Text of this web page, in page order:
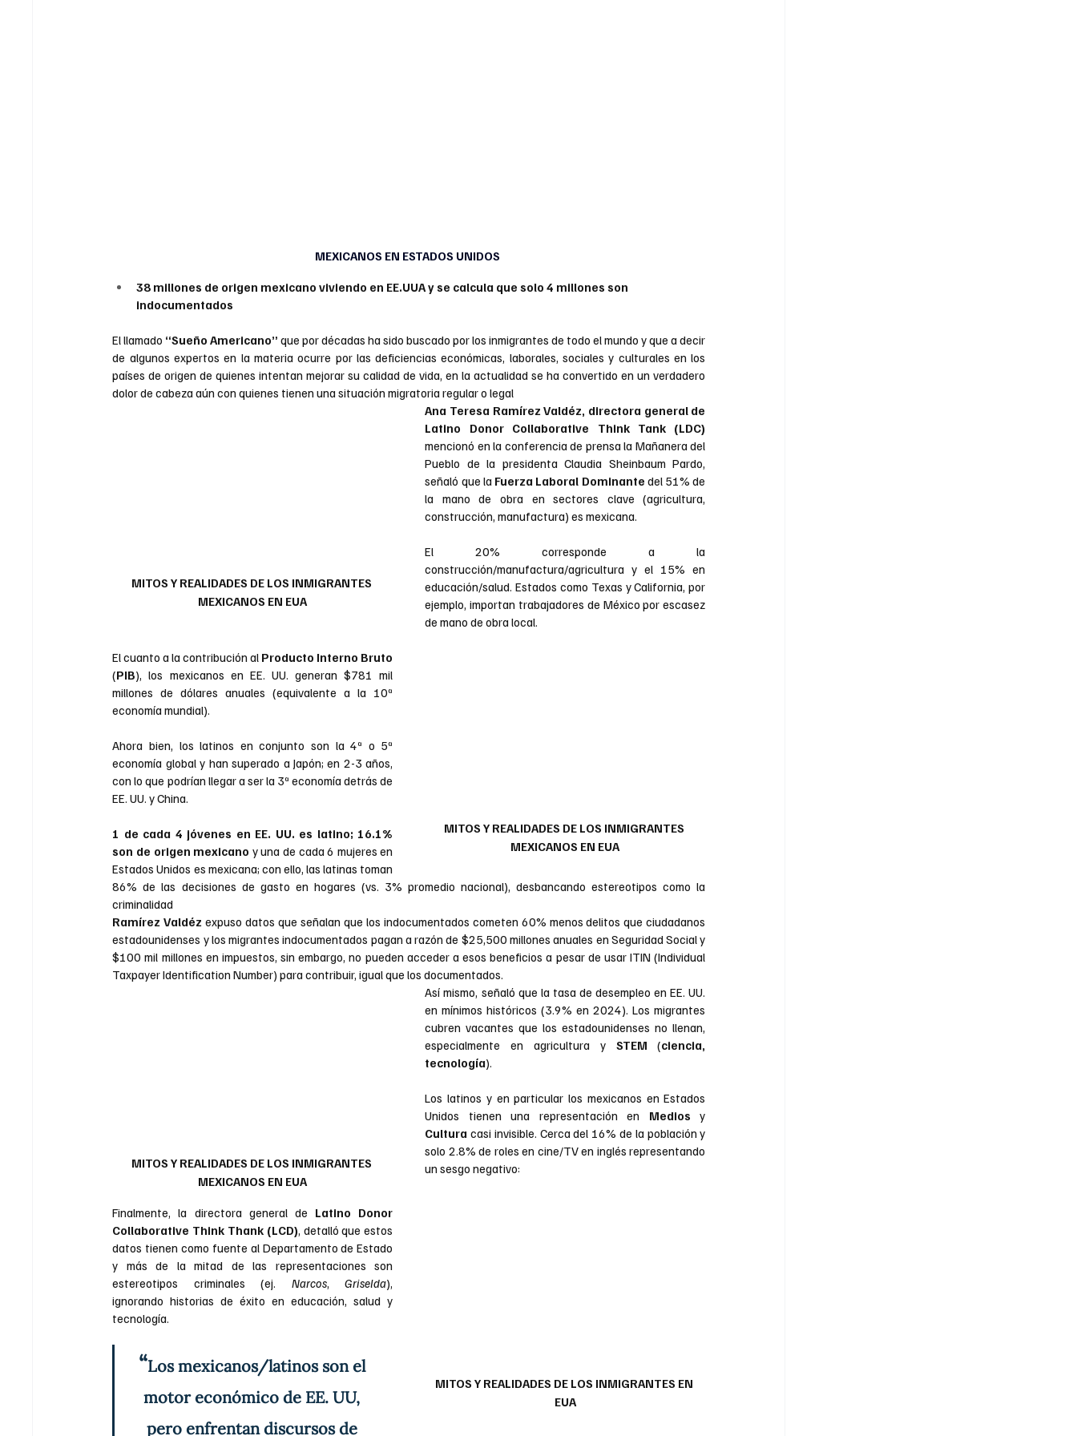
MEXICANOS EN ESTADOS UNIDOS
38 millones de origen mexicano viviendo en EE.UUA y se calcula que solo 4 millones son
indocumentados
El llamado “Sueño Americano” que por décadas ha sido buscado por los inmigrantes de todo el mundo y que a decir
de algunos expertos en la materia ocurre por las deficiencias económicas, laborales, sociales y culturales en los
países de origen de quienes intentan mejorar su calidad de vida, en la actualidad se ha convertido en un verdadero
dolor de cabeza aún con quienes tienen una situación migratoria regular o legal
MITOS Y REALIDADES DE LOS INMIGRANTES
MEXICANOS EN EUA
Ana Teresa Ramírez Valdéz, directora general de
mencionó en la conferencia de prensa la Mañanera del
Pueblo de la presidenta Claudia Sheinbaum Pardo,
señaló que la Fuerza Laboral Dominante del 51% de
la mano de obra en sectores clave (agricultura,
construcción, manufactura) es mexicana.
El 20% corresponde a la
construcción/manufactura/agricultura y el 15% en
educación/salud. Estados como Texas y California, por
ejemplo, importan trabajadores de México por escasez
de mano de obra local.
MITOS Y REALIDADES DE LOS INMIGRANTES
MEXICANOS EN EUA
El cuanto a la contribución al
(PIB), los mexicanos en EE. UU. generan $781 mil
millones de dólares anuales (equivalente a la 10ª
economía mundial).
Ahora bien, los latinos en conjunto son la 4ª o 5ª
economía global y han superado a Japón; en 2-3 años,
con lo que podrían llegar a ser la 3ª economía detrás de
EE. UU. y China.
1 de cada 4 jóvenes en EE. UU. es latino; 16.1%
son de origen mexicano y una de cada 6 mujeres en
Estados Unidos es mexicana; con ello, las latinas toman
86% de las decisiones de gasto en hogares (vs. 3% promedio nacional), desbancando estereotipos como la
criminalidad
Ramírez Valdéz expuso datos que señalan que los indocumentados cometen 60% menos delitos que ciudadanos
estadounidenses y los migrantes indocumentados pagan a razón de $25,500 millones anuales en Seguridad Social y
$100 mil millones en impuestos, sin embargo, no pueden acceder a esos beneficios a pesar de usar ITIN (Individual
Taxpayer Identification Number) para contribuir, igual que los documentados.
MITOS Y REALIDADES DE LOS INMIGRANTES
MEXICANOS EN EUA
Así mismo, señaló que la tasa de desempleo en EE. UU.
en mínimos históricos (3.9% en 2024). Los migrantes
cubren vacantes que los estadounidenses no llenan,
especialmente en agricultura y STEM (ciencia,
tecnología).
Los latinos y en particular los mexicanos en Estados
Unidos tienen una representación en Medios
Cultura casi invisible. Cerca del 16% de la población y
solo 2.8% de roles en cine/TV en inglés representando
un sesgo negativo:
MITOS Y REALIDADES DE LOS INMIGRANTES EN
EUA
Finalmente, la directora general de Latino Donor
Collaborative Think Thank (LCD), detalló que estos
datos tienen como fuente al Departamento de Estado
y más de la mitad de las representaciones son
estereotipos criminales (ej. Narcos, Griselda),
ignorando historias de éxito en educación, salud y
tecnología.
“Los mexicanos/latinos son el
motor económico de EE. UU,
pero enfrentan discursos de